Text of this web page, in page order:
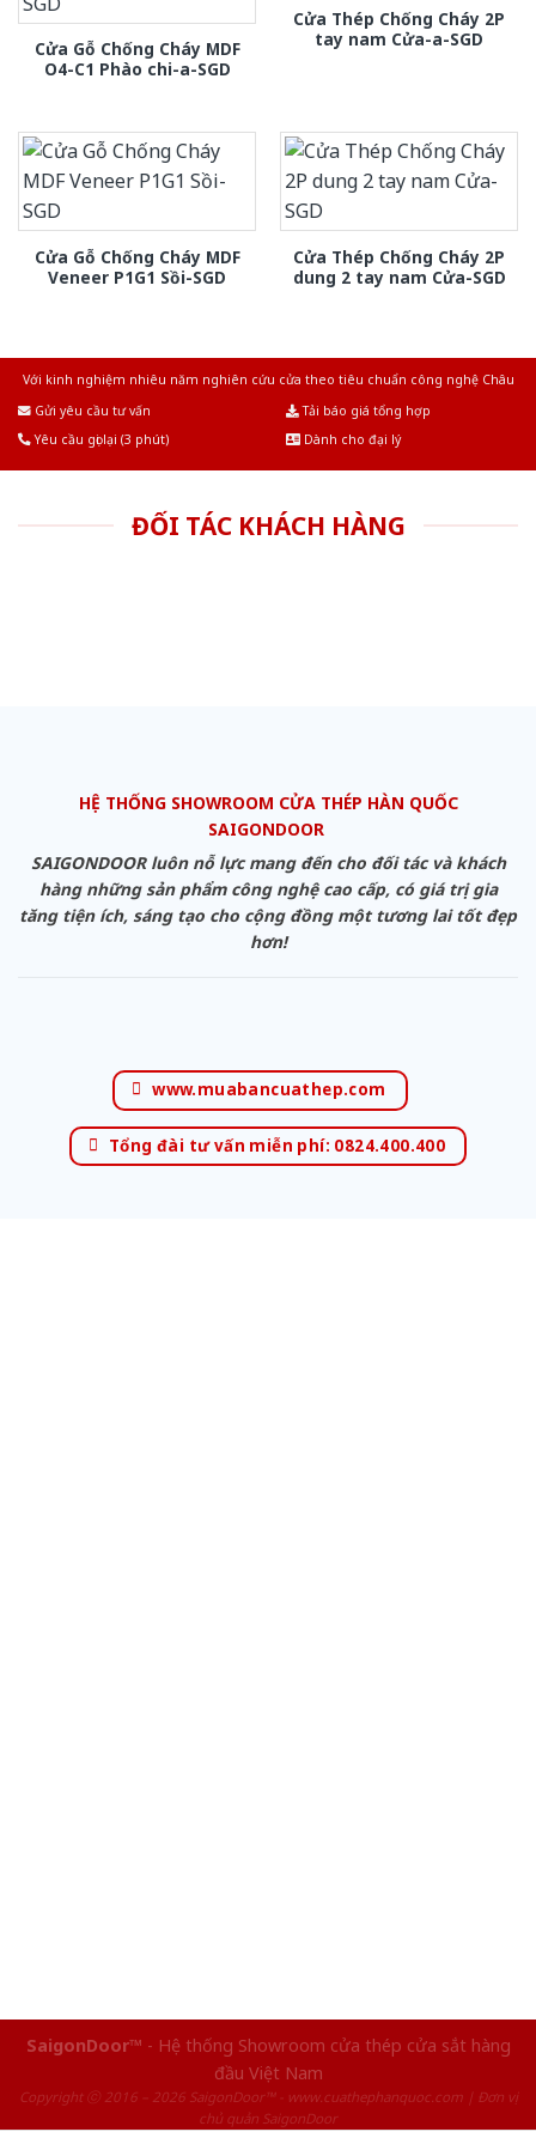
Cửa Gỗ Chống Cháy MDF
O4-C1 Phào chi-a-SGD
Cửa Thép Chống Cháy 2P
tay nam Cửa-a-SGD
Cửa Gỗ Chống Cháy MDF
Veneer P1G1 Sồi-SGD
Cửa Thép Chống Cháy 2P
dung 2 tay nam Cửa-SGD
Với kinh nghiệm nhiêu năm nghiên cứu cửa theo tiêu chuẩn công nghệ Châu
Gửi yêu cầu tư vấn
Tải báo giá tổng hợp
Yêu cầu gọi lại (3 phút)
Dành cho đại lý
ĐỐI TÁC KHÁCH HÀNG
HỆ THỐNG SHOWROOM CỬA THÉP HÀN QUỐC
SAIGONDOOR
SAIGONDOOR luôn nỗ lực mang đến cho đối tác và khách
hàng những sản phẩm công nghệ cao cấp, có giá trị gia
tăng tiện ích, sáng tạo cho cộng đồng một tương lai tốt đẹp
hơn!
www.muabancuathep.com
Tổng đài tư vấn miễn phí: 0824.400.400
SaigonDoor™ - Hệ thống Showroom cửa thép cửa sắt hàng
đầu Việt Nam
Copyright ⓒ 2016 – 2026 SaigonDoor™ - www.cuathephanquoc.com | Đơn vị
chủ quản SaigonDoor